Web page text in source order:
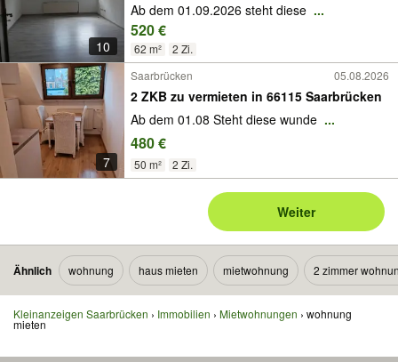
10
Ab dem 01.09.2026 steht diese ...
520 €
62 m² 2 Zi.
7
Saarbrücken 05.08.2026
2 ZKB zu vermieten in 66115 Saarbrücken
Ab dem 01.08 Steht diese wunde ...
480 €
50 m² 2 Zi.
Weiter
Ähnlich wohnung haus mieten mietwohnung 2 zimmer
Kleinanzeigen Saarbrücken Immobilien Mietwohnungen wohnung
mieten